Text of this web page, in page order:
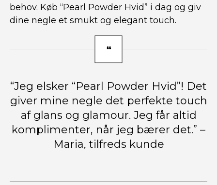
behov. Køb “Pearl Powder Hvid” i dag og giv
dine negle et smukt og elegant touch.
“Jeg elsker “Pearl Powder Hvid”! Det
giver mine negle det perfekte touch
af glans og glamour. Jeg får altid
komplimenter, når jeg bærer det.” –
Maria, tilfreds kunde